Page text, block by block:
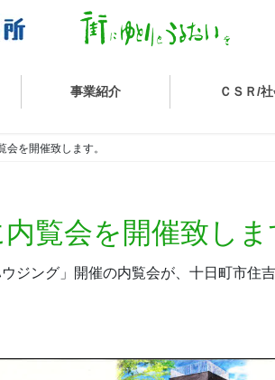
事業紹介 ＣＳＲ/
会を開催致します。
覧会を開催致しま
ジング」開催の内覧会が、十日町市住